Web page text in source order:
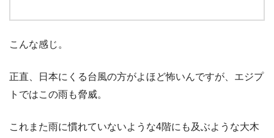
こんな感じ。
正直、日本にくる台風の方がよほど怖いんですが、エジプ
トではこの雨も脅威。
これまた雨に慣れていないような4階にも及ぶような大木